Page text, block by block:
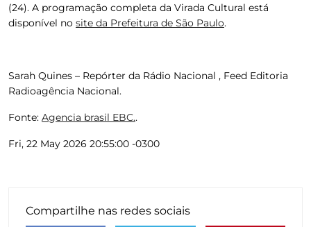
(24). A programação completa da Virada Cultural está
disponível no site da Prefeitura de São Paulo.
Sarah Quines – Repórter da Rádio Nacional , Feed Editoria
Radioagência Nacional.
Fonte: Agencia brasil EBC..
Fri, 22 May 2026 20:55:00 -0300
Compartilhe nas redes sociais